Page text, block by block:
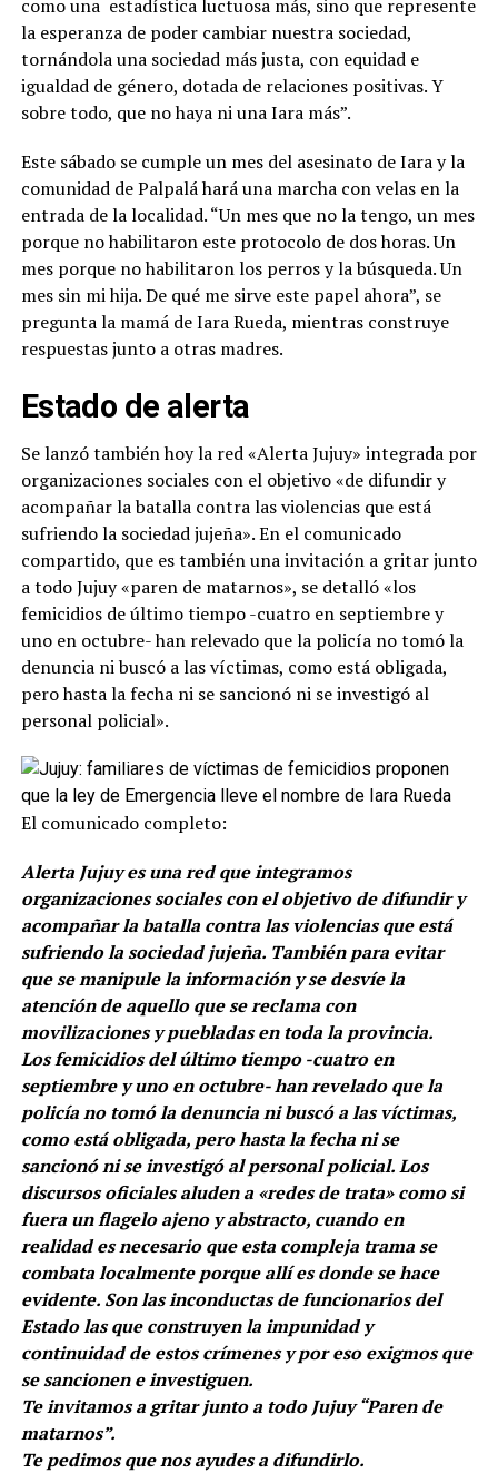
como una estadística luctuosa más, sino que represente
la esperanza de poder cambiar nuestra sociedad,
tornándola una sociedad más justa, con equidad e
igualdad de género, dotada de relaciones positivas. Y
sobre todo, que no haya ni una Iara más”.
Este sábado se cumple un mes del asesinato de Iara y la
comunidad de Palpalá hará una marcha con velas en la
entrada de la localidad. “Un mes que no la tengo, un mes
porque no habilitaron este protocolo de dos horas. Un
mes porque no habilitaron los perros y la búsqueda. Un
mes sin mi hija. De qué me sirve este papel ahora”, se
pregunta la mamá de Iara Rueda, mientras construye
respuestas junto a otras madres.
Estado de alerta
Se lanzó también hoy la red «Alerta Jujuy» integrada por
organizaciones sociales con el objetivo «de difundir y
acompañar la batalla contra las violencias que está
sufriendo la sociedad jujeña». En el comunicado
compartido, que es también una invitación a gritar junto
a todo Jujuy «paren de matarnos», se detalló «los
femicidios de último tiempo -cuatro en septiembre y
uno en octubre- han relevado que la policía no tomó la
denuncia ni buscó a las víctimas, como está obligada,
pero hasta la fecha ni se sancionó ni se investigó al
personal policial».
El comunicado completo:
Alerta Jujuy es una red que integramos
organizaciones sociales con el objetivo de difundir y
acompañar la batalla contra las violencias que está
sufriendo la sociedad jujeña. También para evitar
que se manipule la información y se desvíe la
atención de aquello que se reclama con
movilizaciones y puebladas en toda la provincia.
Los femicidios del último tiempo -cuatro en
septiembre y uno en octubre- han revelado que la
policía no tomó la denuncia ni buscó a las víctimas,
como está obligada, pero hasta la fecha ni se
sancionó ni se investigó al personal policial. Los
discursos oficiales aluden a «redes de trata» como si
fuera un flagelo ajeno y abstracto, cuando en
realidad es necesario que esta compleja trama se
combata localmente porque allí es donde se hace
evidente. Son las inconductas de funcionarios del
Estado las que construyen la impunidad y
continuidad de estos crímenes y por eso exigmos que
se sancionen e investiguen.
Te invitamos a gritar junto a todo Jujuy “Paren de
matarnos”.
Te pedimos que nos ayudes a difundirlo.